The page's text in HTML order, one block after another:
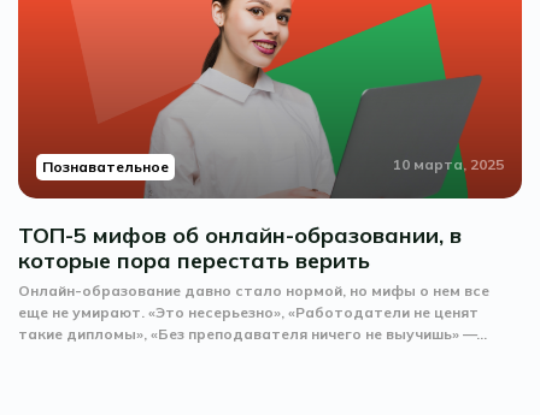
Познавательное 10 марта, 2025
ТОП-5 мифов об онлайн-образовании, в
которые пора перестать верить
Онлайн-образование давно стало нормой, но мифы о нем все
еще не умирают. «Это несерьезно», «Работодатели не ценят
такие дипломы», «Без преподавателя ничего не выучишь» —...